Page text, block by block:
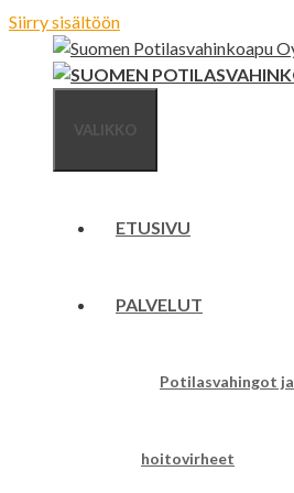
Siirry sisältöön
VALIKKO
ETUSIVU
PALVELUT
Potilasvahingot ja
hoitovirheet